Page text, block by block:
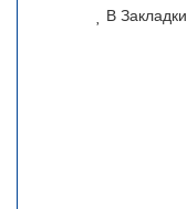
В Закладки